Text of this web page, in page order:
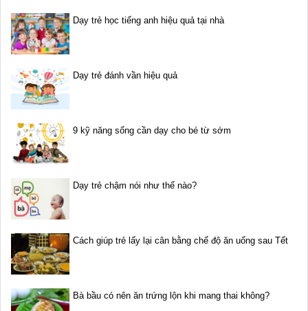
Dạy trẻ học tiếng anh hiệu quả tại nhà
Dạy trẻ đánh vần hiệu quả
9 kỹ năng sống cần dạy cho bé từ sớm
Dạy trẻ chậm nói như thế nào?
Cách giúp trẻ lấy lại cân bằng chế độ ăn uống sau Tết
Bà bầu có nên ăn trứng lộn khi mang thai không?